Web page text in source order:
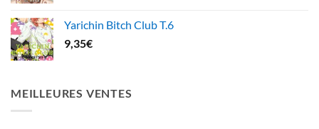
Yarichin Bitch Club T.6
9,35€
MEILLEURES VENTES